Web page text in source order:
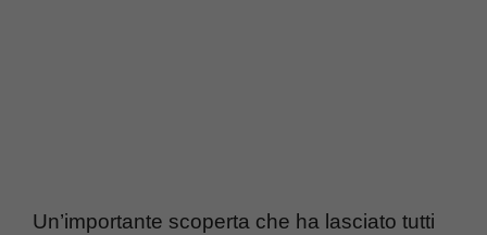
Un’importante scoperta che ha lasciato tutti